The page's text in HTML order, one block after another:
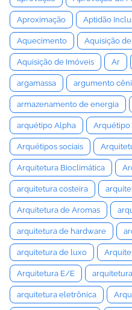
Aproximação Aptidão
Aquecimento Aquisição
Aquisição de Imóveis Ar
argamassa argumento
armazenamento de energia
arquétipo Alpha Arquétipo
Arquétipos sociais
Arquitetura Bioclimática
arquitetura costeira
Arquitetura de Aromas
arquitetura de hardware
arquitetura de luxo
Arquitetura E/E
arquitetura eletrônica